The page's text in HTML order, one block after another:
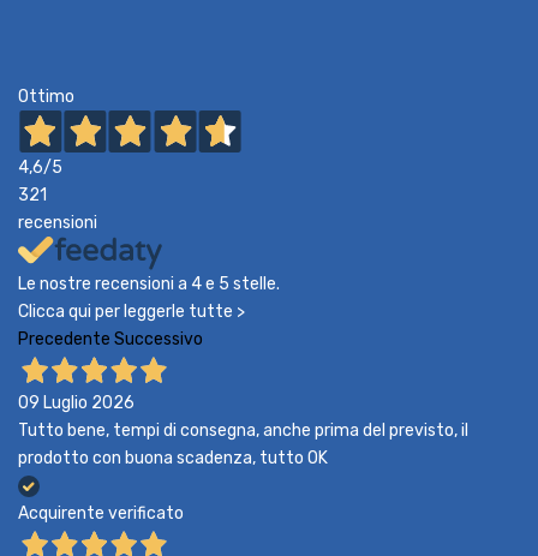
Ottimo
4,6/5
321
recensioni
Le nostre recensioni a 4 e 5 stelle.
Clicca qui per leggerle tutte >
Precedente Successivo
09 Luglio 2026
Tutto bene, tempi di consegna, anche prima del previsto, il
prodotto con buona scadenza, tutto OK
Acquirente verificato